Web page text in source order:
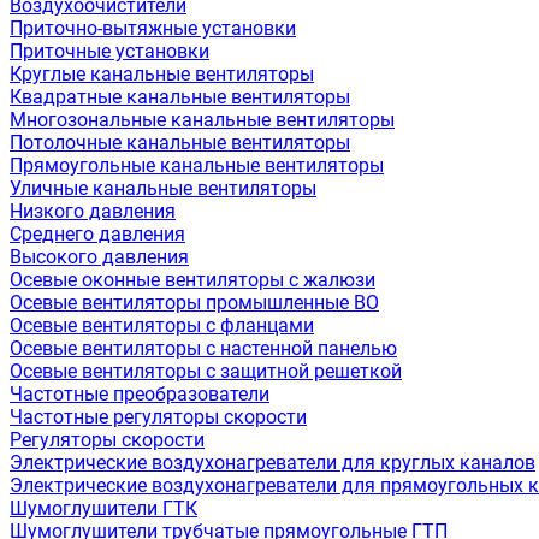
Воздухоочистители
Приточно-вытяжные установки
Приточные установки
Круглые канальные вентиляторы
Квадратные канальные вентиляторы
Многозональные канальные вентиляторы
Потолочные канальные вентиляторы
Прямоугольные канальные вентиляторы
Уличные канальные вентиляторы
Низкого давления
Среднего давления
Высокого давления
Осевые оконные вентиляторы с жалюзи
Осевые вентиляторы промышленные ВО
Осевые вентиляторы с фланцами
Осевые вентиляторы с настенной панелью
Осевые вентиляторы с защитной решеткой
Частотные преобразователи
Частотные регуляторы скорости
Регуляторы скорости
Электрические воздухонагреватели для круглых каналов
Электрические воздухонагреватели для прямоугольных
Шумоглушители ГТК
Шумоглушители трубчатые прямоугольные ГТП